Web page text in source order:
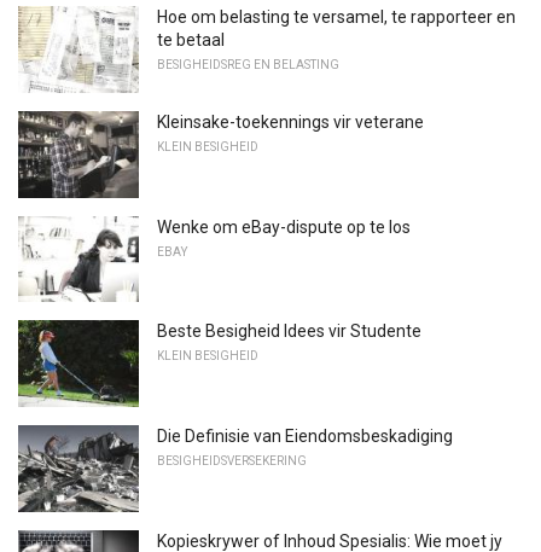
Hoe om belasting te versamel, te rapporteer en
te betaal
BESIGHEIDSREG EN BELASTING
Kleinsake-toekennings vir veterane
KLEIN BESIGHEID
Wenke om eBay-dispute op te los
EBAY
Beste Besigheid Idees vir Studente
KLEIN BESIGHEID
Die Definisie van Eiendomsbeskadiging
BESIGHEIDSVERSEKERING
Kopieskrywer of Inhoud Spesialis: Wie moet jy